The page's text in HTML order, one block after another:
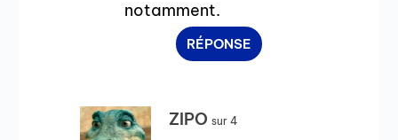
notamment.
RÉPONSE
ZIPO sur 4